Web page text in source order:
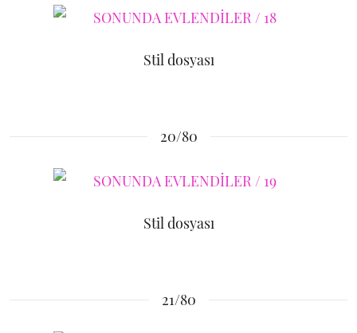
Stil dosyası
20/80
Stil dosyası
21/80